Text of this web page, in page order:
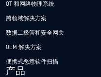
OT 和网络物理系统
跨领域解决方案
数据二极管和安全网关
OEM 解决方案
便携式恶意软件扫描
产品